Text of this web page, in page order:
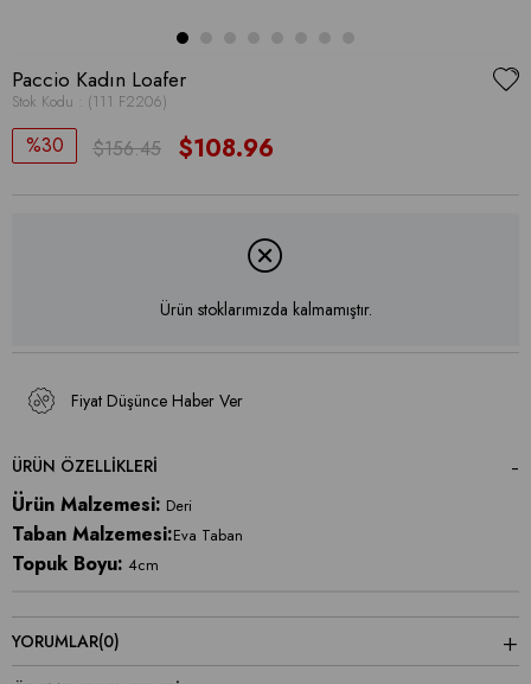
Paccio Kadın Loafer
Stok Kodu (111 F2206)
30 $156.45 $108.96
Ürün stoklarımızda kalmamıştır.
Fiyat Düşünce Haber Ver
ÜRÜN ÖZELLIKLERI
Ürün Malzemesi: Deri
Taban Malzemesi:Eva Taban
Topuk Boyu: 4cm
YORUMLAR(0)